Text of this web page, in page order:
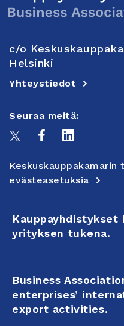
c/o
Helsinki
Yhteystiedot
Seuraa meitä:
evästeasetuksia
Kauppayhdistykset
yrityksen tukena.
Business
enterprises’
export activities.